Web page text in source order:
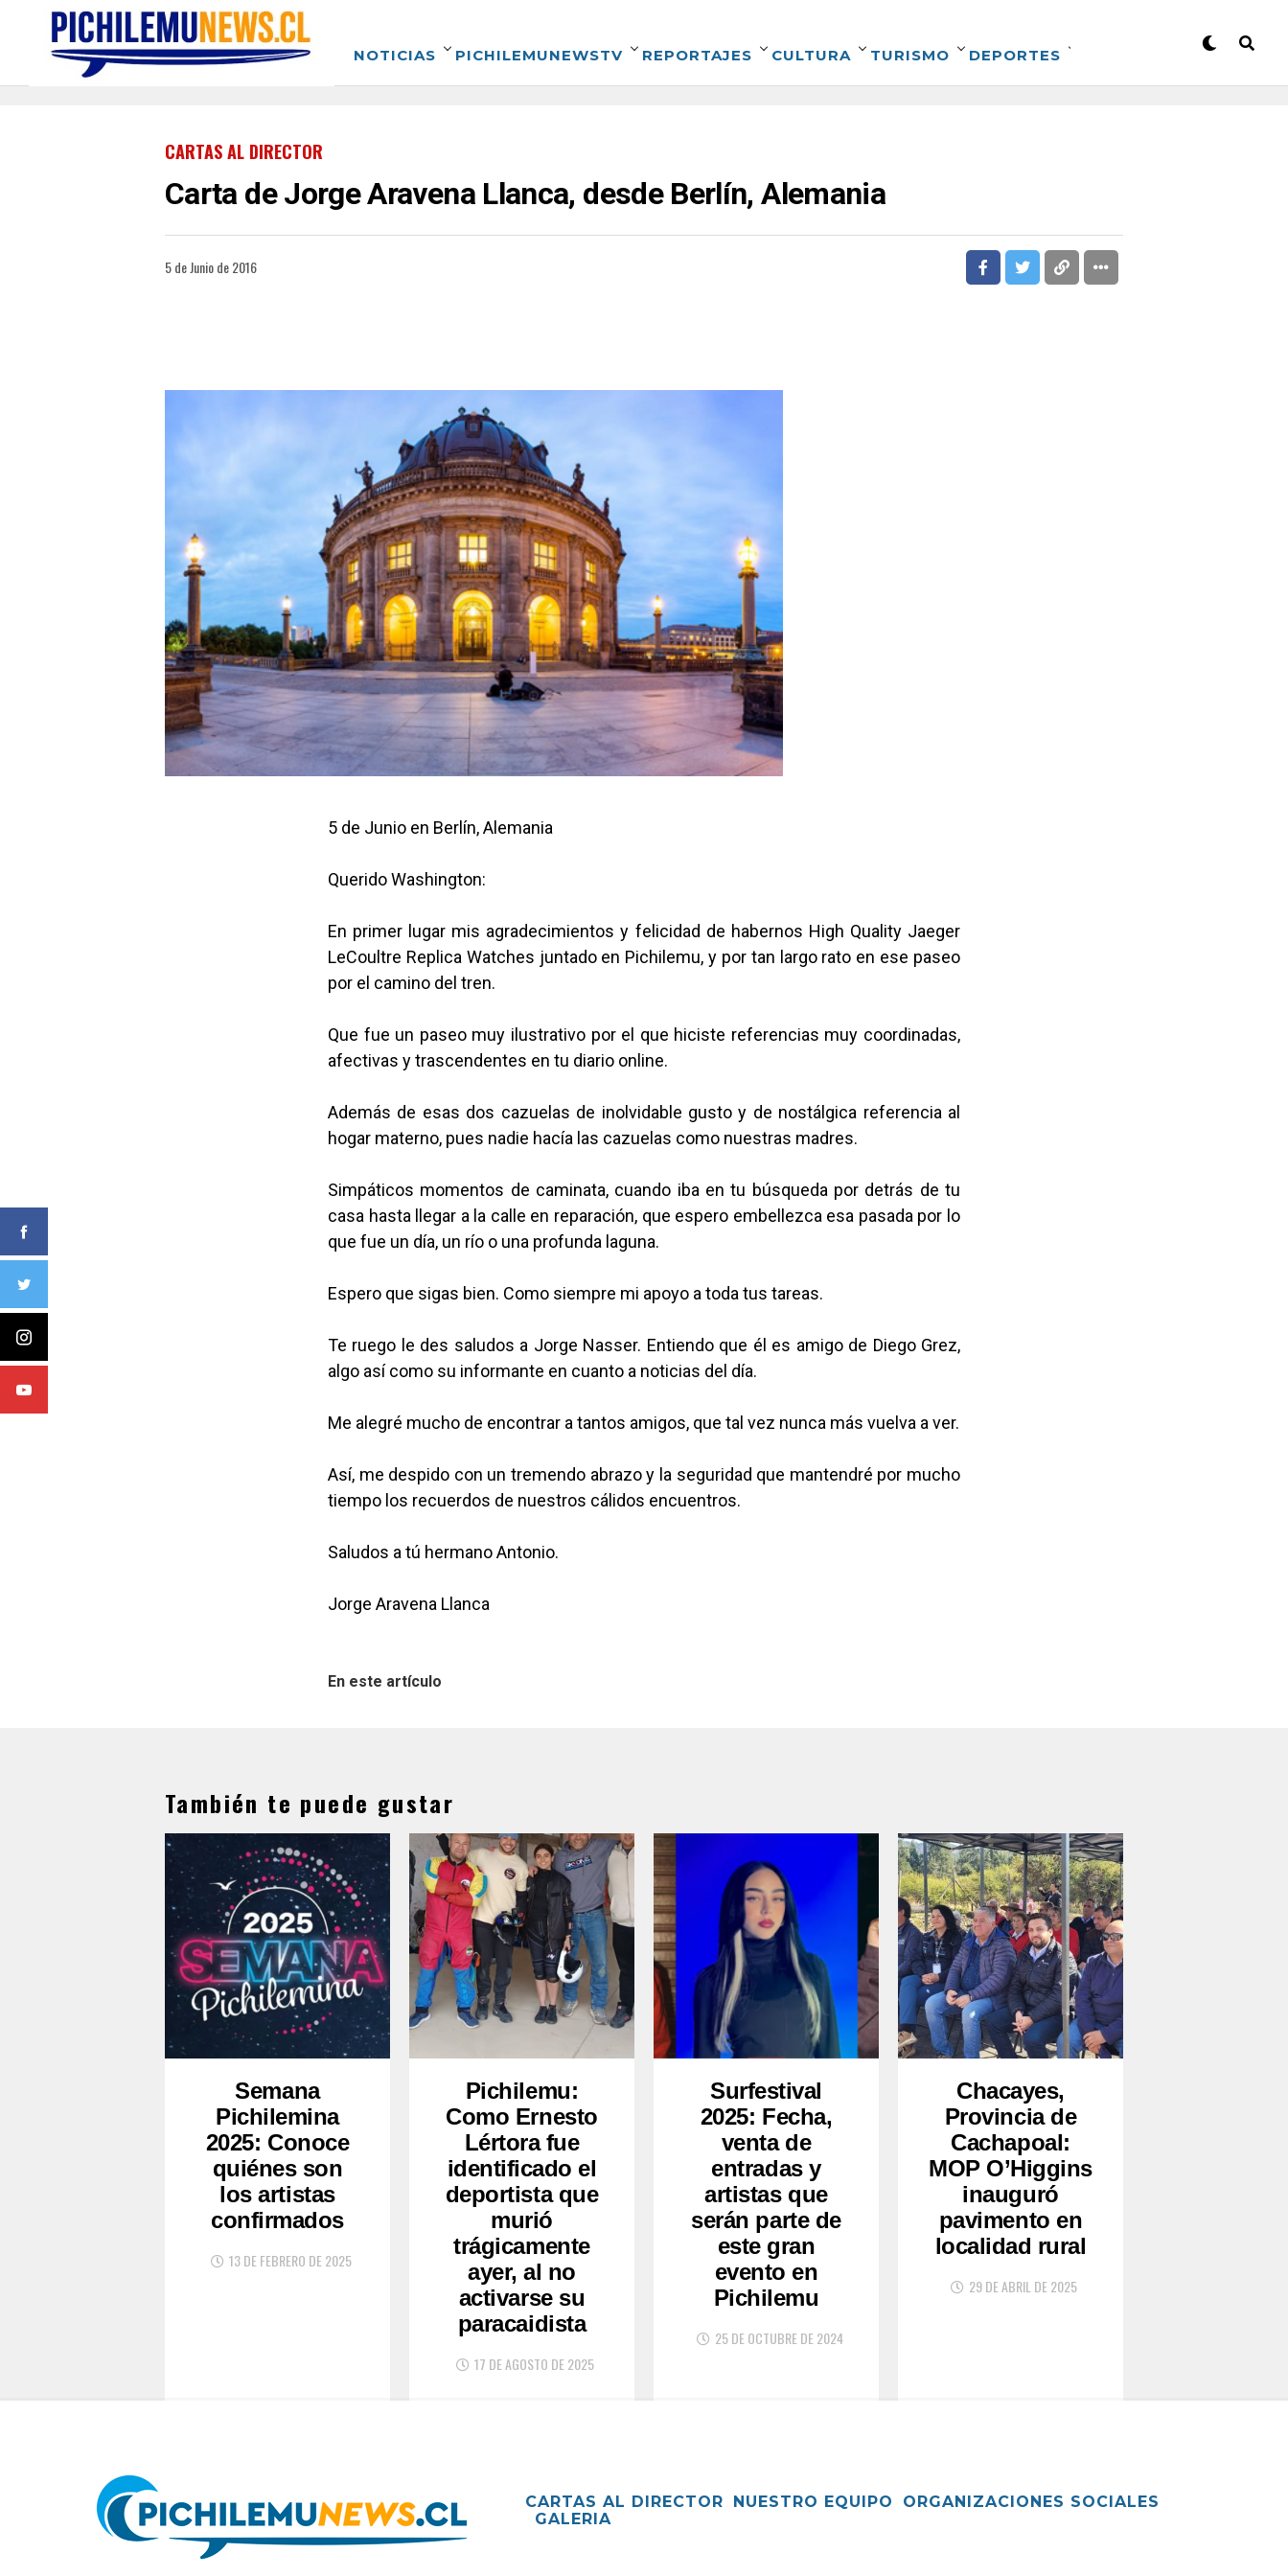
NOTICIAS PICHILEMUNEWSTV REPORTAJES CULTURA TURISMO DEPORTES
CARTAS AL DIRECTOR
Carta de Jorge Aravena Llanca, desde Berlín, Alemania
5 de Junio de 2016
5 de Junio en Berlín, Alemania
Querido Washington:
En primer lugar mis agradecimientos y felicidad de habernos High Quality Jaeger
LeCoultre Replica Watches juntado en Pichilemu, y por tan largo rato en ese paseo
por el camino del tren.
Que fue un paseo muy ilustrativo por el que hiciste referencias muy coordinadas,
afectivas y trascendentes en tu diario online.
Además de esas dos cazuelas de inolvidable gusto y de nostálgica referencia al
hogar materno, pues nadie hacía las cazuelas como nuestras madres.
Simpáticos momentos de caminata, cuando iba en tu búsqueda por detrás de tu
casa hasta llegar a la calle en reparación, que espero embellezca esa pasada por lo
que fue un día, un río o una profunda laguna.
Espero que sigas bien. Como siempre mi apoyo a toda tus tareas.
Te ruego le des saludos a Jorge Nasser. Entiendo que él es amigo de Diego Grez,
algo así como su informante en cuanto a noticias del día.
Me alegré mucho de encontrar a tantos amigos, que tal vez nunca más vuelva a ver.
Así, me despido con un tremendo abrazo y la seguridad que mantendré por mucho
tiempo los recuerdos de nuestros cálidos encuentros.
Saludos a tú hermano Antonio.
Jorge Aravena Llanca
En este artículo
También te puede gustar
Semana
Pichilemina
2025: Conoce
quiénes son
los artistas
confirmados
13 DE FEBRERO DE 2025
Pichilemu:
Como Ernesto
Lértora fue
identificado el
deportista que
murió
trágicamente
ayer, al no
activarse su
paracaidista
17 DE AGOSTO DE 2025
Surfestival
2025: Fecha,
venta de
entradas y
artistas que
serán parte de
este gran
evento en
Pichilemu
25 DE OCTUBRE DE 2024
Chacayes,
Provincia de
Cachapoal:
MOP O’Higgins
inauguró
pavimento en
localidad rural
29 DE ABRIL DE 2025
CARTAS AL DIRECTOR NUESTRO EQUIPO
ORGANIZACIONES SOCIALES
GALERIA